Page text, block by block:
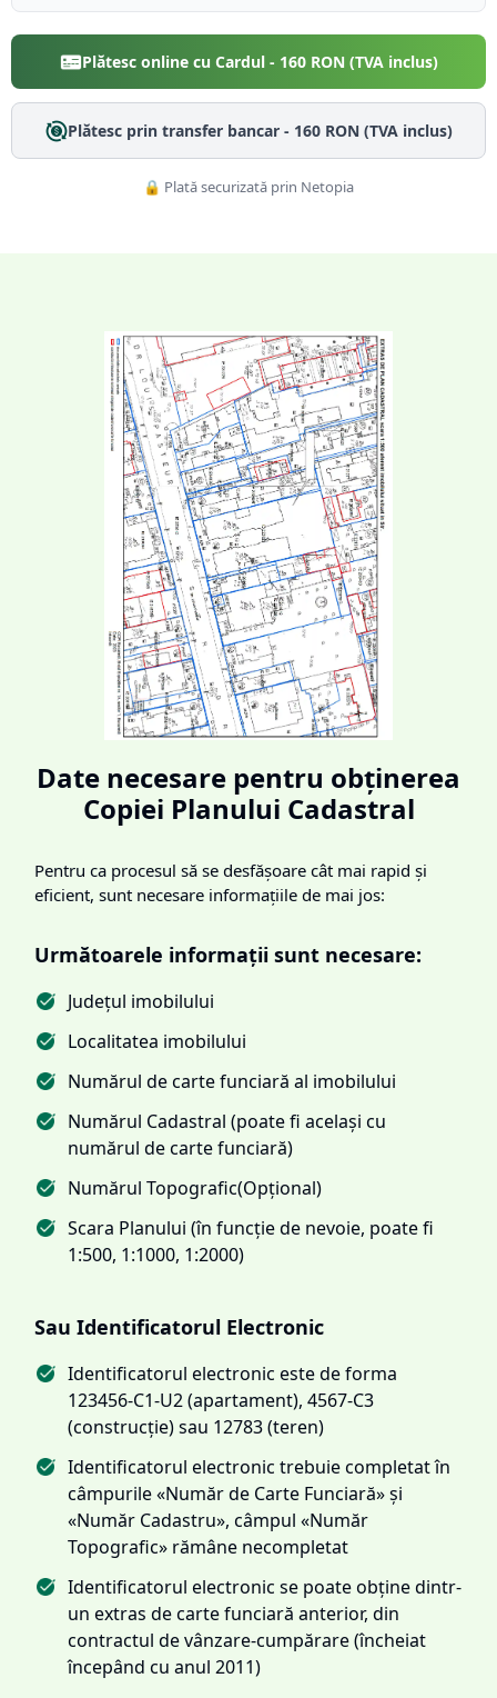
Plătesc online cu Cardul - 160RON (TVA inclus)
Plătesc prin transfer bancar - 160RON (TVA inclus)
🔒 Plată securizată prin Netopia
Date necesare pentru obținerea
Copiei Planului Cadastral
Pentru ca procesul să se desfășoare cât mai rapid și
eficient, sunt necesare informațiile de mai jos:
Următoarele informații sunt necesare:
Județul imobilului
Localitatea imobilului
Numărul de carte funciară al imobilului
Numărul Cadastral (poate fi același cu
numărul de carte funciară)
Numărul Topografic(Opțional)
Scara Planului (în funcție de nevoie, poate fi
1:500, 1:1000, 1:2000)
Sau Identificatorul Electronic
Identificatorul electronic este de forma
123456-C1-U2 (apartament), 4567-C3
(construcție) sau 12783 (teren)
Identificatorul electronic trebuie completat în
câmpurile «Număr de Carte Funciară» și
«Număr Cadastru», câmpul «Număr
Topografic» rămâne necompletat
Identificatorul electronic se poate obține dintr-
un extras de carte funciară anterior, din
contractul de vânzare-cumpărare (încheiat
începând cu anul 2011)